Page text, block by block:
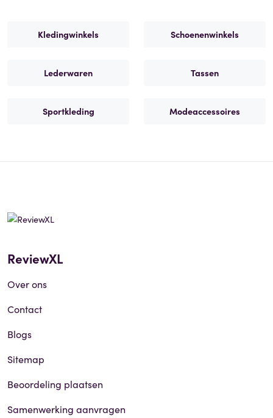
Kledingwinkels Schoenenwinkels
Lederwaren Tassen
Sportkleding Modeaccessoires
ReviewXL
Over ons
Contact
Blogs
Sitemap
Beoordeling plaatsen
Samenwerking aanvragen